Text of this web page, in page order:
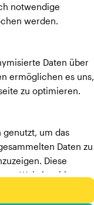
notwendige
werden.
Daten über
ermöglichen es uns,
zu optimieren.
um das
Daten zu
Diese
Websites hinweg